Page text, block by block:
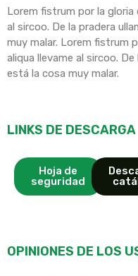
Lorem fistrum por la gloria
al sircoo. De la pradera
muy malar. Lorem fistrum
aliqua llevame al sircoo.
está la cosa muy malar.
LINKS DE DESCARGA
Hoja de
seguridad
OPINIONES DE LOS